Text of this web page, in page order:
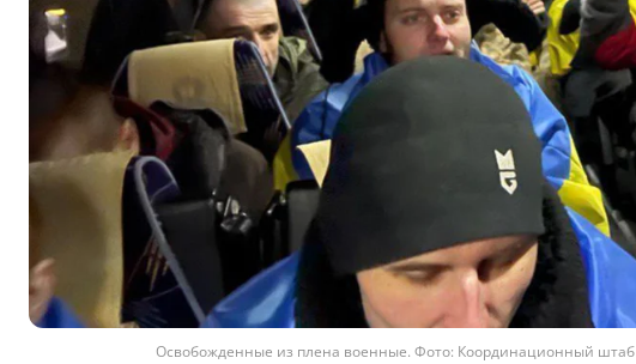
Освобожденные из плена военные. Фото: Координационный штаб